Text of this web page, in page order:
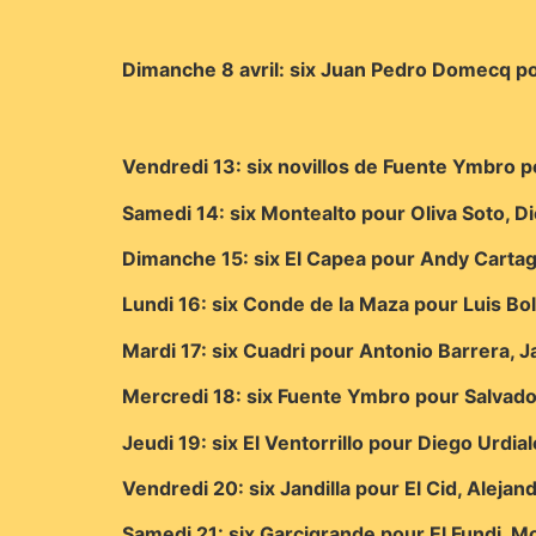
Dimanche 8 avril: six Juan Pedro Domecq
Vendredi 13: six novillos de Fuente Ymbro
Samedi 14: six Montealto pour Oliva Soto,
Dimanche 15: six El Capea pour Andy
Lundi 16: six Conde de la Maza pour Luis
Mardi 17: six Cuadri pour Antonio Barrera,
Mercredi 18: six Fuente Ymbro pour
Jeudi 19: six El Ventorrillo pour Diego
Vendredi 20: six Jandilla pour El Cid,